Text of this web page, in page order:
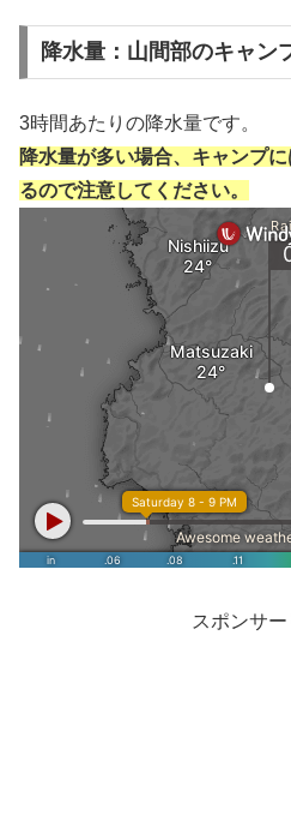
降水量：山間部のキャン
3時間あたりの降水量です。
降水量が多い場合、キャンプ
るので注意してください。
スポンサー